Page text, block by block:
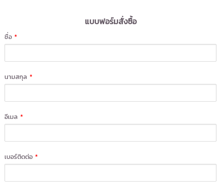
แบบฟอร์มสั่งซื้อ
ชื่อ*
นามสกุล*
อีเมล*
เบอร์ติดต่อ*